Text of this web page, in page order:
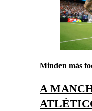
Minden más
A